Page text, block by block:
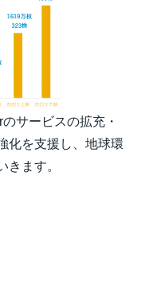
サービスの拡充・
化を支援し、地球環
きます。